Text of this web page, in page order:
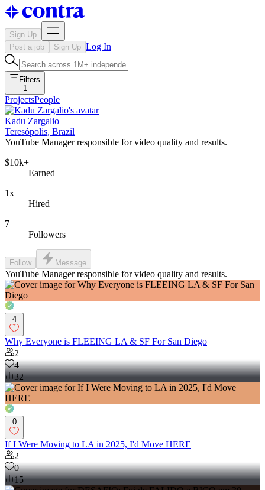
Sign Up
Post a job
Sign Up Log In
Filters
1
ProjectsPeople
Kadu Zargalio
Teresópolis, Brazil
YouTube Manager responsible for video quality and results.
$10k+
Earned
1x
Hired
7
Followers
Follow Message
YouTube Manager responsible for video quality and results.
4
Why Everyone is FLEEING LA & SF For San Diego
2
4
32
0
If I Were Moving to LA in 2025, I'd Move HERE
2
0
15